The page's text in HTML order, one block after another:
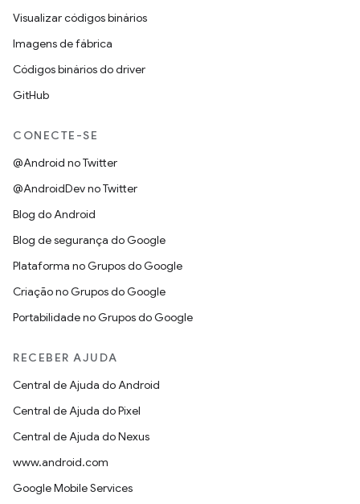
Visualizar códigos binários
Imagens de fábrica
Códigos binários do driver
GitHub
CONECTE-SE
@Android no Twitter
@AndroidDev no Twitter
Blog do Android
Blog de segurança do Google
Plataforma no Grupos do Google
Criação no Grupos do Google
Portabilidade no Grupos do Google
RECEBER AJUDA
Central de Ajuda do Android
Central de Ajuda do Pixel
Central de Ajuda do Nexus
www.android.com
Google Mobile Services